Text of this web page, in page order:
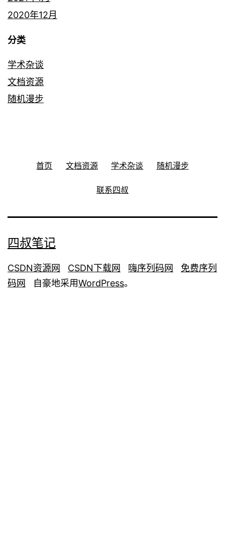
2020年12月
分类
学术杂谈
文档资源
随机漫步
首页 文档资源 学术杂谈 随机漫步
联系四叔
四叔笔记
CSDN资源网 CSDN下载网 嗨序列码网
免费序列
码网 自豪地采用WordPress。